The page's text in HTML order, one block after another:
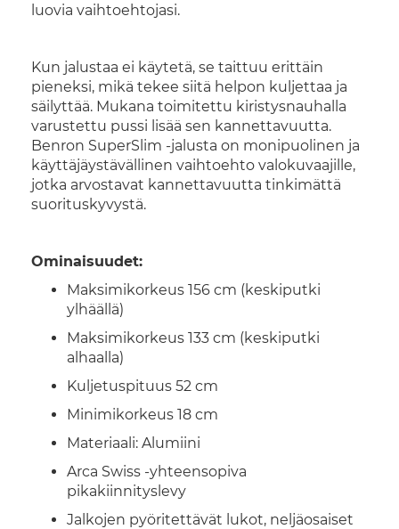
luovia vaihtoehtojasi.
Kun jalustaa ei käytetä, se taittuu erittäin
pieneksi, mikä tekee siitä helpon kuljettaa ja
säilyttää. Mukana toimitettu kiristysnauhalla
varustettu pussi lisää sen kannettavuutta.
Benron SuperSlim -jalusta on monipuolinen ja
käyttäjäystävällinen vaihtoehto valokuvaajille,
jotka arvostavat kannettavuutta tinkimättä
suorituskyvystä.
Ominaisuudet:
Maksimikorkeus 156 cm (keskiputki
ylhäällä)
Maksimikorkeus 133 cm (keskiputki
alhaalla)
Kuljetuspituus 52 cm
Minimikorkeus 18 cm
Materiaali: Alumiini
Arca Swiss -yhteensopiva
pikakiinnityslevy
Jalkojen pyöritettävät lukot, neljäosaiset